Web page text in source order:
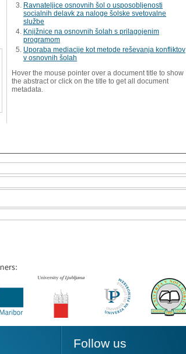
Ravnateljice osnovnih šol o usposobljenosti
socialnih delavk za naloge šolske svetovalne
službe
Knjižnice na osnovnih šolah s prilagojenim
programom
Uporaba mediacije kot metode reševanja konfliktov
v osnovnih šolah
Hover the mouse pointer over a document title to show
the abstract or click on the title to get all document
metadata.
Follow us